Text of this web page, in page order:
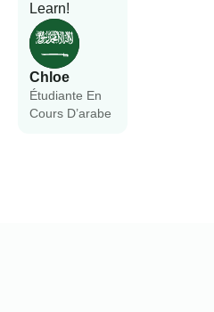
Chloe
Étudiante En
Cours D’arabe
Learn!